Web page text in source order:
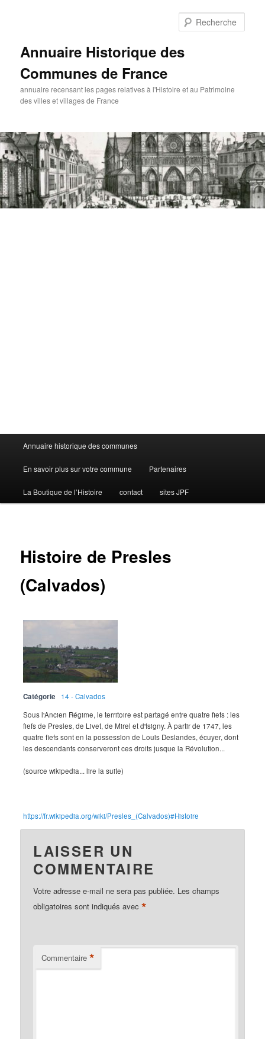
Annuaire Historique des
Communes de France
annuaire recensant les pages relatives à l'Histoire et au Patrimoine
des villes et villages de France
Menu
principal
Annuaire historique des communes
En savoir plus sur votre commune Partenaires
La Boutique de l’Histoire contact sites JPF
Histoire de Presles
(Calvados)
Catégorie
14 - Calvados
Sous l'Ancien Régime, le territoire est partagé entre quatre fiefs : les
fiefs de Presles, de Livet, de Mirel et d'Isigny. À partir de 1747, les
quatre fiefs sont en la possession de Louis Deslandes, écuyer, dont
les descendants conserveront ces droits jusque la Révolution...
(source wikipedia... lire la suite)
https://fr.wikipedia.org/wiki/Presles_(Calvados)#Histoire
LAISSER UN
COMMENTAIRE
Votre adresse e-mail ne sera pas publiée. Les champs
obligatoires sont indiqués avec*
Commentaire *